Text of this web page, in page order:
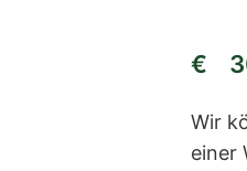
€
Wir
einer